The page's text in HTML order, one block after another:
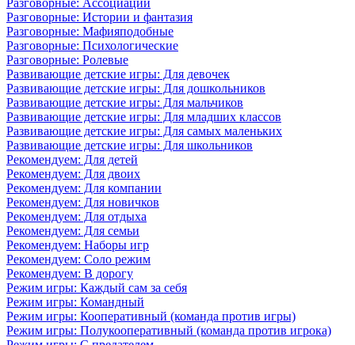
Разговорные: Ассоциации
Разговорные: Истории и фантазия
Разговорные: Мафияподобные
Разговорные: Психологические
Разговорные: Ролевые
Развивающие детские игры: Для девочек
Развивающие детские игры: Для дошкольников
Развивающие детские игры: Для мальчиков
Развивающие детские игры: Для младших классов
Развивающие детские игры: Для самых маленьких
Развивающие детские игры: Для школьников
Рекомендуем: Для детей
Рекомендуем: Для двоих
Рекомендуем: Для компании
Рекомендуем: Для новичков
Рекомендуем: Для отдыха
Рекомендуем: Для семьи
Рекомендуем: Наборы игр
Рекомендуем: Соло режим
Рекомендуем: В дорогу
Режим игры: Каждый сам за себя
Режим игры: Командный
Режим игры: Кооперативный (команда против игры)
Режим игры: Полукооперативный (команда против игрока)